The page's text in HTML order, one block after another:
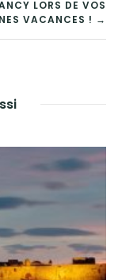
LORS DE VOS
VACANCES ! →